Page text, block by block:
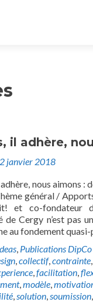
il adhère,
2 janvier 2018
nous aimons :
général /
it! et co-fondateur
de Cergy n’est pas
au fondement
, Publications DipCo
,collectif,contrainte,
,facilitation,
,modèle,
,solution,soumission,